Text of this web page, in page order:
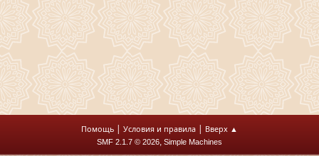
Помощь | Условия и правила | Вверх ▲
SMF 2.1.7 © 2026, Simple Machines